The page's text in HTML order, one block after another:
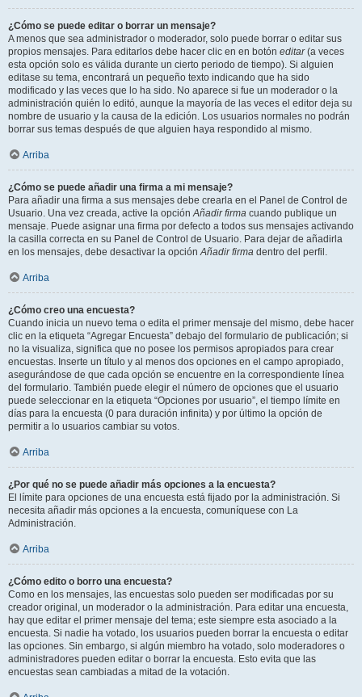
¿Cómo se puede editar o borrar un mensaje?
A menos que sea administrador o moderador, solo puede borrar o editar sus
propios mensajes. Para editarlos debe hacer clic en en botón editar(a veces
esta opción solo es válida durante un cierto periodo de tiempo). Si alguien
editase su tema, encontrará un pequeño texto indicando que ha sido
modificado y las veces que lo ha sido. No aparece si fue un moderador o la
administración quién lo editó, aunque la mayoría de las veces el editor deja su
nombre de usuario y la causa de la edición. Los usuarios normales no podrán
borrar sus temas después de que alguien haya respondido al mismo.
Arriba
¿Cómo se puede añadir una firma a mi mensaje?
Para añadir una firma a sus mensajes debe crearla en el Panel de Control de
Usuario. Una vez creada, active la opciónAñadir firma cuando publique un
mensaje. Puede asignar una firma por defecto a todos sus mensajes activando
la casilla correcta en su Panel de Control de Usuario. Para dejar de añadirla
en los mensajes, debe desactivar la opciónAñadir firma dentro del perfil.
Arriba
¿Cómo creo una encuesta?
Cuando inicia un nuevo tema o edita el primer mensaje del mismo, debe hacer
clic en la etiqueta “Agregar Encuesta” debajo del formulario de publicación; si
no la visualiza, significa que no posee los permisos apropiados para crear
encuestas. Inserte un título y al menos dos opciones en el campo apropiado,
asegurándose de que cada opción se encuentre en la correspondiente línea
del formulario. También puede elegir el número de opciones que el usuario
puede seleccionar en la etiqueta “Opciones por usuario”, el tiempo límite en
días para la encuesta (0 para duración infinita) y por último la opción de
permitir a lo usuarios cambiar su votos.
Arriba
¿Por qué no se puede añadir más opciones a la encuesta?
El límite para opciones de una encuesta está fijado por la administración. Si
necesita añadir más opciones a la encuesta, comuníquese con La
Administración.
Arriba
¿Cómo edito o borro una encuesta?
Como en los mensajes, las encuestas solo pueden ser modificadas por su
creador original, un moderador o la administración. Para editar una encuesta,
hay que editar el primer mensaje del tema; este siempre esta asociado a la
encuesta. Si nadie ha votado, los usuarios pueden borrar la encuesta o editar
las opciones. Sin embargo, si algún miembro ha votado, solo moderadores o
administradores pueden editar o borrar la encuesta. Esto evita que las
encuestas sean cambiadas a mitad de la votación.